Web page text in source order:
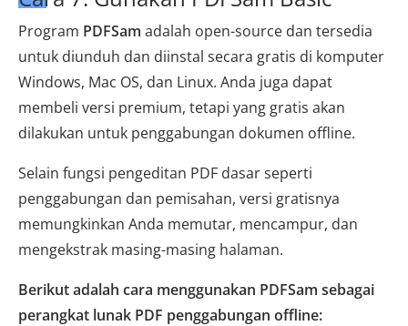
Program PDFSam adalah open-source dan tersedia
untuk diunduh dan diinstal secara gratis di komputer
Windows, Mac OS, dan Linux. Anda juga dapat
membeli versi premium, tetapi yang gratis akan
dilakukan untuk penggabungan dokumen offline.
Selain fungsi pengeditan PDF dasar seperti
penggabungan dan pemisahan, versi gratisnya
memungkinkan Anda memutar, mencampur, dan
mengekstrak masing-masing halaman.
Berikut adalah cara menggunakan PDFSam sebagai
perangkat lunak PDF penggabungan offline: